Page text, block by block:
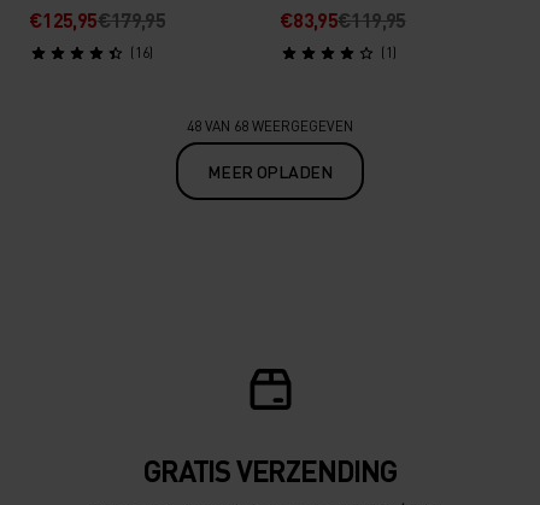
€125,95€179,95
(16)
€83,95€119,95
(1)
48 VAN 68 WEERGEGEVEN
MEER OPLADEN
GRATIS VERZENDING​​​​​​​​​​​​​​